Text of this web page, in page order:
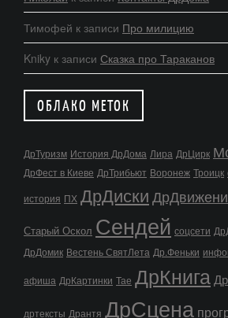
Тимофей к записи Про милицию
Kniky к записи Сказка про Тараканов
ОБЛАКО МЕТОК
ДрТуризм История ДрДома Лира ДрЦирк
ДрФест в Киеве ДрТрибьют Воронеж Троицк
история ПХ ДрДиски
Старый Оскол Сендей соцсети
ДрДомик Вестень СвятЛета Др.Феньки
афиша ДрКартинки Тае ДрКнига
дртексты Дрантя ДрСцена